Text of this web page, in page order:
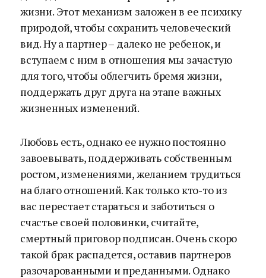
жизни. Этот механизм заложен в ее психику
природой, чтобы сохранить человеческий
вид. Ну а партнер – далеко не ребенок, и
вступаем с ним в отношения мы зачастую
для того, чтобы облегчить бремя жизни,
поддержать друг друга на этапе важных
жизненных изменений.
Любовь есть, однако ее нужно постоянно
завоевывать, поддерживать собственным
ростом, изменениями, желанием трудиться
на благо отношений. Как только кто-то из
вас перестает стараться и заботиться о
счастье своей половинки, считайте,
смертный приговор подписан. Очень скоро
такой брак распадется, оставив партнеров
разочарованными и преданными. Однако